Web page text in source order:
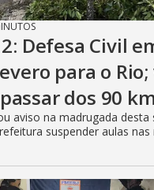
Defesa Civil
para o
dos 90
aviso na madrugada desta
suspender aulas nas